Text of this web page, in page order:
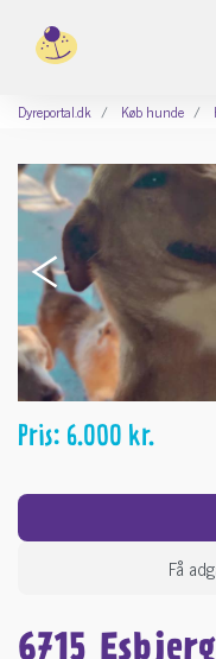
Dyreportal.dk Køb hunde
‹
Pris: 6.000 kr.
Få
6715